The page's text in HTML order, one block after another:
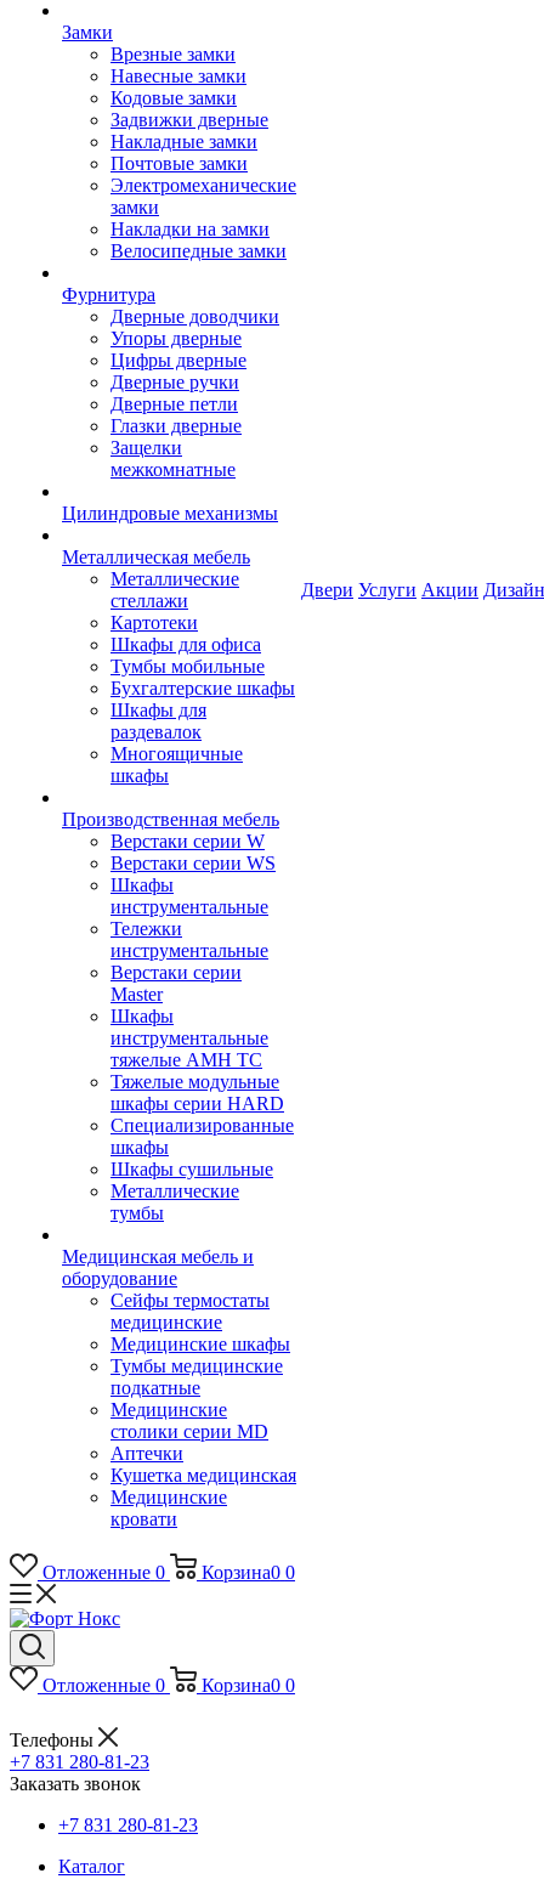
Замки
Врезные замки
Навесные замки
Кодовые замки
Задвижки дверные
Накладные замки
Почтовые замки
Электромеханические
замки
Накладки на замки
Велосипедные замки
Фурнитура
Дверные доводчики
Упоры дверные
Цифры дверные
Дверные ручки
Дверные петли
Глазки дверные
Защелки
межкомнатные
Цилиндровые механизмы
Металлическая мебель
Металлические
стеллажи
Картотеки
Шкафы для офиса
Тумбы мобильные
Бухгалтерские шкафы
Шкафы для
раздевалок
Многоящичные
шкафы
Производственная мебель
Верстаки серии W
Верстаки серии WS
Шкафы
инструментальные
Тележки
инструментальные
Верстаки серии
Master
Шкафы
инструментальные
тяжелые AMH TC
Тяжелые модульные
шкафы серии HARD
Cпециализированные
шкафы
Шкафы сушильные
Металлические
тумбы
Медицинская мебель и
оборудование
Сейфы термостаты
медицинские
Медицинские шкафы
Тумбы медицинские
подкатные
Медицинские
столики серии MD
Аптечки
Кушетка медицинская
Медицинские
кровати
Двери Услуги Акции
Отложенные 0 Корзина0 0
Отложенные 0 Корзина0 0
Телефоны
+7 831 280-81-23
Заказать звонок
+7 831 280-81-23
Каталог